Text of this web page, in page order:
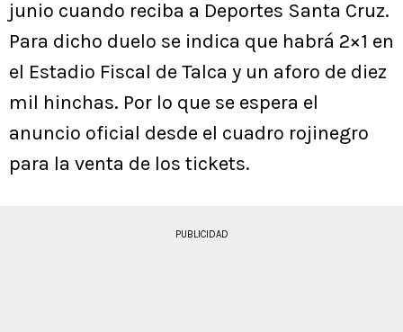
junio cuando reciba a Deportes Santa Cruz.
Para dicho duelo se indica que habrá 2×1 en
el Estadio Fiscal de Talca y un aforo de diez
mil hinchas. Por lo que se espera el
anuncio oficial desde el cuadro rojinegro
para la venta de los tickets.
PUBLICIDAD